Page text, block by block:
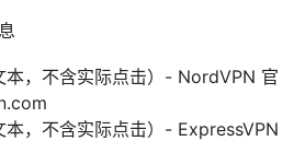
本，不含实际点击）- NordVPN 官
本，不含实际点击）- ExpressVPN